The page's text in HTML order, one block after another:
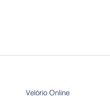
Velório Online